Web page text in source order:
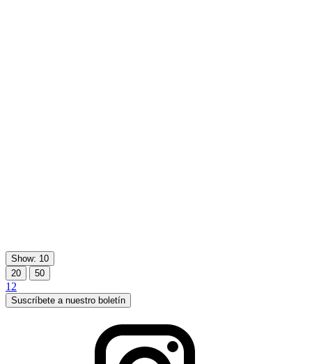
Show: 10
20
50
1 2
Suscríbete a nuestro boletín